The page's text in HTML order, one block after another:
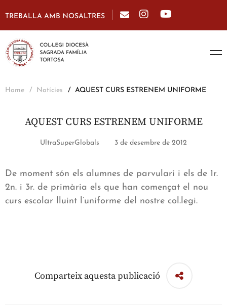
TREBALLA AMB NOSALTRES
Home Notícies AQUEST CURS ESTRENEM UNIFORME
AQUEST CURS ESTRENEM UNIFORME
UltraSuperGlobals 3 de desembre de 2012
De moment són els alumnes de parvulari i els de 1r.
2n. i 3r. de primària els que han començat el nou
curs escolar lluint l’uniforme del nostre col.legi.
Comparteix aquesta publicació